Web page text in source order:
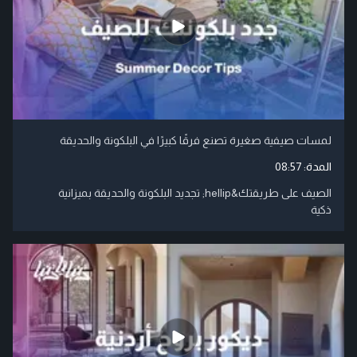
لمسات صيفية صغيرة تصنع فرقًا كبيرًا في البلكونة والحديقة
المدة:08:57
الصيف على طريقتك&hellip; تجديد البلكونة والحديقة بميزانية
ذكية